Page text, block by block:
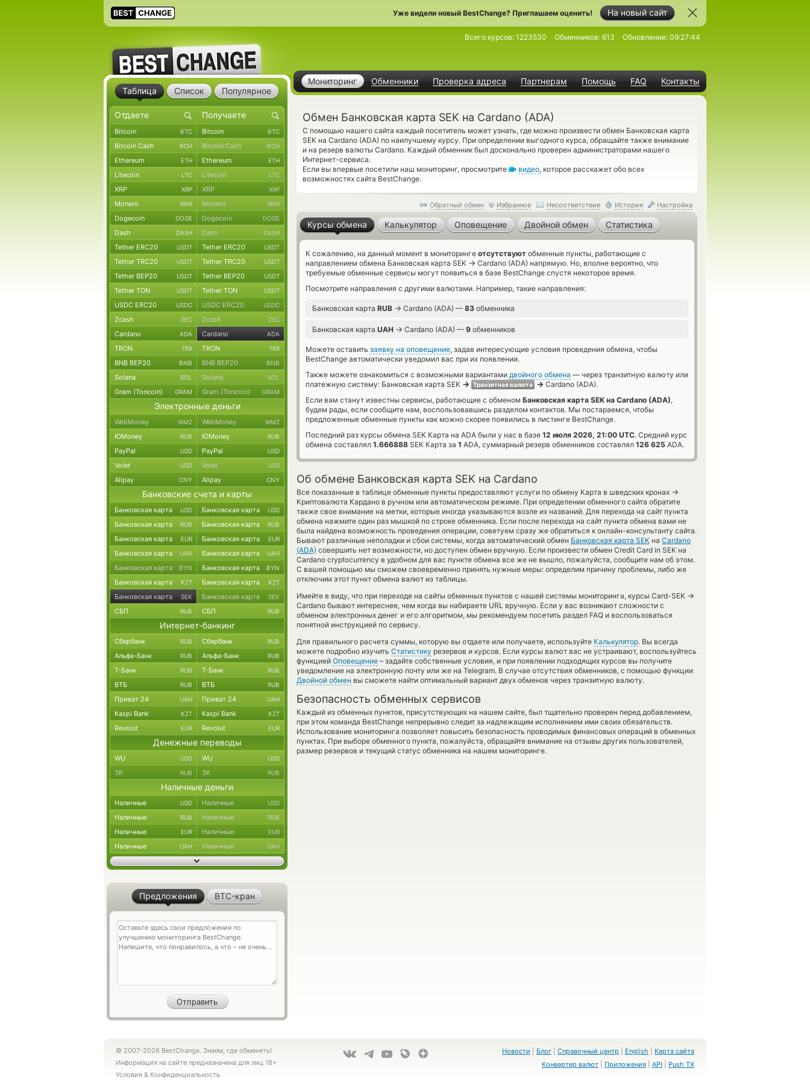
На новый сайт
Уже видели новый BestChange? Приглашаем оценить!
Мониторинг Обменники Проверка адреса Партнерам Помощь FAQ Контакты
Всего курсов: 1223530 Обменников: 613 Обновление: 09:27:44
Обмен Банковская карта SEK на Cardano (ADA)
С помощью нашего сайта каждый посетитель может узнать, где можно произвести обмен Банковская карта
SEK на Cardano (ADA) по наилучшему курсу. При определении выгодного курса, обращайте также внимание
и на резерв валюты Cardano. Каждый обменник был досконально проверен администраторами нашего
Интернет-сервиса.
Если вы впервые посетили наш мониторинг, просмотрите
видео, которое расскажет обо всех
возможностях сайта BestChange.
Обратный обмен Избранное Несоответствие История Настройка
Курсы обмена Калькулятор Оповещение Двойной обмен Статистика
К сожалению, на данный момент в мониторинге отсутствуют обменные пункты, работающие с
направлением обмена Банковская карта SEK → Cardano (ADA) напрямую. Но, вполне вероятно, что
требуемые обменные сервисы могут появиться в базе BestChange спустя некоторое время.
Посмотрите направления с другими валютами. Например, такие направления:
Банковская карта RUB → Cardano (ADA) — 83 обменника
Банковская карта UAH → Cardano (ADA) — 9 обменников
Можете оставить заявку на оповещение, задав интересующие условия проведения обмена, чтобы
BestChange автоматически уведомил вас при их появлении.
Также можете ознакомиться с возможными вариантами двойного обмена — через транзитную валюту или
платежную систему: Банковская карта SEK → Транзитная валюта → Cardano (ADA).
Если вам станут известны сервисы, работающие с обменом Банковская карта SEK на Cardano (ADA),
будем рады, если сообщите нам, воспользовавшись разделом контактов. Мы постараемся, чтобы
предложенные обменные пункты как можно скорее появились в листинге BestChange.
Последний раз курсы обмена SEK Карта на ADA были у нас в базе 12 июля 2026, 21:00 UTC. Средний курс
обмена составлял 1.666888 SEK Карта за 1 ADA, суммарный резерв обменников составлял 126 625 ADA.
Об обмене Банковская карта SEK на Cardano
Все показанные в таблице обменные пункты предоставляют услуги по обмену Карта в шведских кронах →
Криптовалюта Кардано в ручном или автоматическом режиме. При определении обменного сайта обратите
также свое внимание на метки, которые иногда указываются возле их названий. Для перехода на сайт пункта
обмена нажмите один раз мышкой по строке обменника. Если после перехода на сайт пункта обмена вами не
была найдена возможность проведения операции, советуем сразу же обратиться к онлайн-консультанту сайта.
Бывают различные неполадки и сбои системы, когда автоматический обмен Банковская карта SEK на Cardano
(ADA) совершить нет возможности, но доступен обмен вручную. Если произвести обмен Credit Card in SEK на
Cardano cryptocurrency в удобном для вас пункте обмена все же не вышло, пожалуйста, сообщите нам об этом.
С вашей помощью мы сможем своевременно принять нужные меры: определим причину проблемы, либо же
отключим этот пункт обмена валют из таблицы.
Имейте в виду, что при переходе на сайты обменных пунктов с нашей системы мониторинга, курсы Card-SEK →
Cardano бывают интереснее, чем когда вы набираете URL вручную. Если у вас возникают сложности с
обменом электронных денег и его алгоритмом, мы рекомендуем посетить раздел FAQ и воспользоваться
понятной инструкцией по сервису.
Для правильного расчета суммы, которую вы отдаете или получаете, используйте Калькулятор. Вы всегда
можете подробно изучить Статистику резервов и курсов. Если курсы валют вас не устраивают, воспользуйтесь
функцией Оповещение – задайте собственные условия, и при появлении подходящих курсов вы получите
уведомление на электронную почту или же на Telegram. В случае отсутствия обменников, с помощью функции
Двойной обмен вы сможете найти оптимальный вариант двух обменов через транзитную валюту.
Безопасность обменных сервисов
Каждый из обменных пунктов, присутствующих на нашем сайте, был тщательно проверен перед добавлением,
при этом команда BestChange непрерывно следит за надлежащим исполнением ими своих обязательств.
Использование мониторинга позволяет повысить безопасность проводимых финансовых операций в обменных
пунктах. При выборе обменного пункта, пожалуйста, обращайте внимание на отзывы других пользователей,
размер резервов и текущий статус обменника на нашем мониторинге.
Таблица Список Популярное
Bitcoin BTC Bitcoin BTC
Bitcoin Cash BCH Bitcoin Cash BCH
Ethereum ETH Ethereum ETH
Litecoin LTC Litecoin LTC
XRP XRP XRP XRP
Monero XMR Monero XMR
Dogecoin DOGE Dogecoin DOGE
Dash DASH Dash DASH
Tether ERC20 USDT Tether ERC20 USDT
Tether TRC20 USDT Tether TRC20 USDT
Tether BEP20 USDT Tether BEP20 USDT
Tether TON USDT Tether TON USDT
USDC ERC20 USDC USDC ERC20 USDC
Zcash ZEC Zcash ZEC
Cardano ADA Cardano ADA
TRON TRX TRON TRX
BNB BEP20 BNB BNB BEP20 BNB
Solana SOL Solana SOL
Gram (Toncoin) GRAM Gram (Toncoin) GRAM
Электронные деньги
WebMoney WMZ WebMoney WMZ
ЮMoney RUB ЮMoney RUB
PayPal USD PayPal USD
Volet USD Volet USD
Alipay CNY Alipay CNY
Банковские счета и карты
Банковская карта USD Банковская карта USD
Банковская карта RUB Банковская карта RUB
Банковская карта EUR Банковская карта EUR
Банковская карта UAH Банковская карта UAH
Банковская карта BYN Банковская карта BYN
Банковская карта KZT Банковская карта KZT
Банковская карта SEK Банковская карта SEK
СБП RUB СБП RUB
Интернет-банкинг
Сбербанк RUB Сбербанк RUB
Альфа-Банк RUB Альфа-Банк RUB
Т-Банк RUB Т-Банк RUB
ВТБ RUB ВТБ RUB
Приват 24 UAH Приват 24 UAH
Kaspi Bank KZT Kaspi Bank KZT
Revolut EUR Revolut EUR
Денежные переводы
WU USD WU USD
ЗК RUB ЗК RUB
Наличные деньги
Наличные USD Наличные USD
Наличные RUB Наличные RUB
Наличные EUR Наличные EUR
Наличные UAH Наличные UAH
Предложения BTC-кран
© 2007-2026 BestChange. Знаем, где обменять!
Информация на сайте предназначена для лиц 18+
Условия & Конфиденциальность
Новости Блог Справочный центр English
Карта сайта
Конвертер валют
Приложения API Push TX